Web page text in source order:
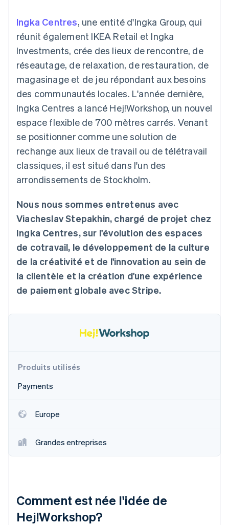
paiement
Accès à plus
de 125 modes
de paiement
Terminal
personne
Authorization
Boost
Optimisation
des
acceptations
Link
Paiements
accélérés
comptables
Stripe Sigma
Rapports
personnalisés
Data Pipeline
Synchronisation
des données
Plus
Radar
Prévention de la fraude
Atlas
Constitution d'une entreprise
Climate
Élimination du carbone
Identity
Vérification de l'identité
Découvrez comment Stripe construit l’infrastructure
Regarder
Gestion financière
Plateformes
Par secteur d'activité
Entreprises d'IA
Économie de la
création
Jeux
loisirs
Assurances
Médias et
divertissements
Services aux
entreprises
Secteur public
Commerce de détail
Écosystème
Partenaires
Gérer les abonnements
facturation à
l’utilisation
Émettre des cartes qui
reposent sur les
cryptomonnaies
stables
Fournir et gérer des
services à l’aide
d’agents
Ressources
d'applications
Exemples de code
Blog des développeurs
État des API
Entreprise
Feuille de route du
produit
Conférence annuelle de
Sessions
Carrières
Salle de presse
Stripe Press
Contact
Nous contacter
Devenir partenaire
Ingka Centres, une entité d'Ingka Group, qui
réunit également IKEA Retail et Ingka
Investments, crée des lieux de rencontre, de
réseautage, de relaxation, de restauration, de
magasinage et de jeu répondant aux besoins
des communautés locales. L'année dernière,
Ingka Centres a lancé Hej!Workshop, un nouvel
espace flexible de 700 mètres carrés. Venant
se positionner comme une solution de
rechange aux lieux de travail ou de télétravail
classiques, il est situé dans l'un des
arrondissements de Stockholm.
Nous nous sommes entretenus avec
Viacheslav Stepakhin, chargé de projet chez
Ingka Centres, sur l'évolution des espaces
de cotravail, le développement de la culture
de la créativité et de l'innovation au sein de
la clientèle et la création d'une expérience
de paiement globale avec Stripe.
Produits utilisés
Payments
Europe
Grandes entreprises
Comment est née l'idée de
Hej!Workshop?